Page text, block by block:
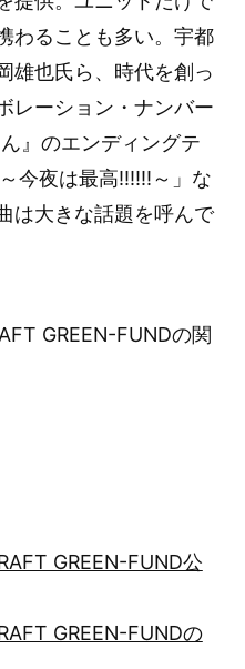
わることも多い。宇都
雄也氏ら、時代を創っ
レーション・ナンバー
』のエンディングテ
今夜は最高!!!!!!～」な
は大きな話題を呼んで
GREEN-FUNDの関
GREEN-FUND公
GREEN-FUNDの